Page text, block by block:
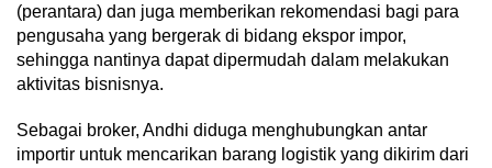
(perantara) dan juga memberikan rekomendasi bagi para
pengusaha yang bergerak di bidang ekspor impor,
sehingga nantinya dapat dipermudah dalam melakukan
aktivitas bisnisnya.
Sebagai broker, Andhi diduga menghubungkan antar
importir untuk mencarikan barang logistik yang dikirim dari